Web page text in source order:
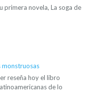
primera novela, La soga de
monstruosas
reseña hoy el libro
de lo